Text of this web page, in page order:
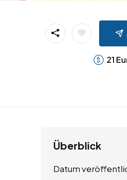
21
Überblick
Datum